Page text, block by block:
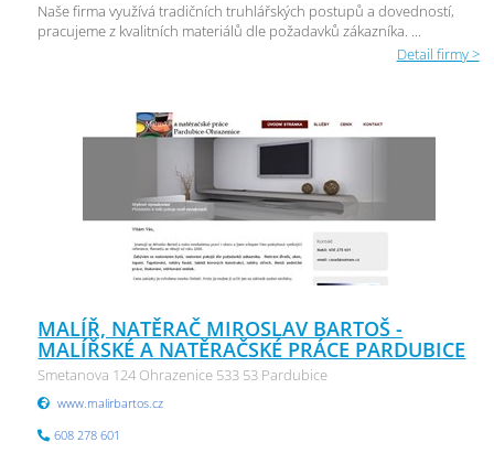
Naše firma využívá tradičních truhlářských postupů a dovedností,
pracujeme z kvalitních materiálů dle požadavků zákazníka. ...
Detail firmy >
MALÍŘ, NATĚRAČ MIROSLAV BARTOŠ -
MALÍŘSKÉ A NATĚRAČSKÉ PRÁCE PARDUBICE
Smetanova 124 Ohrazenice 533 53 Pardubice
www.malirbartos.cz
608 278 601